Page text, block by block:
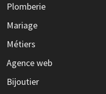
Plomberie
Mariage
Métiers
Agence web
Bijoutier